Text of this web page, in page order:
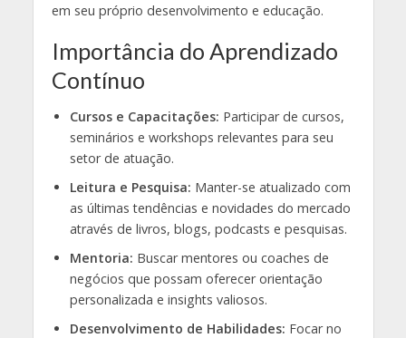
em seu próprio desenvolvimento e educação.
Importância do Aprendizado
Contínuo
Cursos e Capacitações: Participar de cursos,
seminários e workshops relevantes para seu
setor de atuação.
Leitura e Pesquisa: Manter-se atualizado com
as últimas tendências e novidades do mercado
através de livros, blogs, podcasts e pesquisas.
Mentoria: Buscar mentores ou coaches de
negócios que possam oferecer orientação
personalizada e insights valiosos.
Desenvolvimento de Habilidades: Focar no